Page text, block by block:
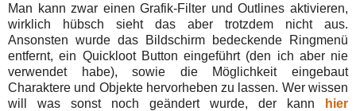
Man kann zwar einen Grafik-Filter und Outlines aktivieren,
wirklich hübsch sieht das aber trotzdem nicht aus.
Ansonsten wurde das Bildschirm bedeckende Ringmenü
entfernt, ein Quickloot Button eingeführt (den ich aber nie
verwendet habe), sowie die Möglichkeit eingebaut
Charaktere und Objekte hervorheben zu lassen. Wer wissen
will was sonst noch geändert wurde, der kann
hier